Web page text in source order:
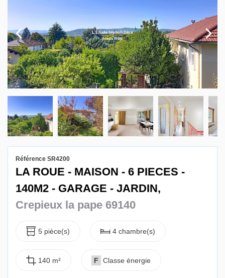
Locations
Estimation
Gestion locative
Référence SR4200
LA ROUE - MAISON - 6 PIECES -
140M2 - GARAGE - JARDIN,
Crepieux la pape 69140
5 pièce(s) 4 chambre(s)
140 m² F Classe énergie